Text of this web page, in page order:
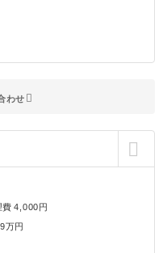
わせ
費 4,000円
万円